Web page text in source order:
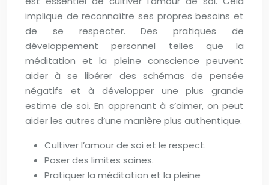
implique de reconnaître ses propres besoins et
de se respecter. Des pratiques de
développement personnel telles que la
méditation et la pleine conscience peuvent
aider à se libérer des schémas de pensée
négatifs et à développer une plus grande
estime de soi. En apprenant à s’aimer, on peut
aider les autres d’une manière plus authentique.
Cultiver l’amour de soi et le respect.
Poser des limites saines.
Pratiquer la méditation et la pleine